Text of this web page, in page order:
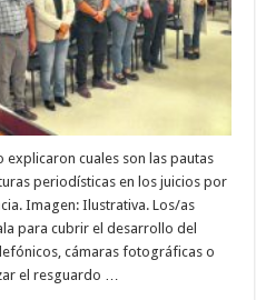
explicaron cuales son las pautas
periodísticas en los juicios por
Imagen: Ilustrativa. Los/as
para cubrir el desarrollo del
cámaras fotográficas o
el resguardo …